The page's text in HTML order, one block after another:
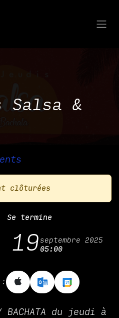
Salsa &
clôturées
Se termine
19septembre 2025
05:00
:
du jeudi à